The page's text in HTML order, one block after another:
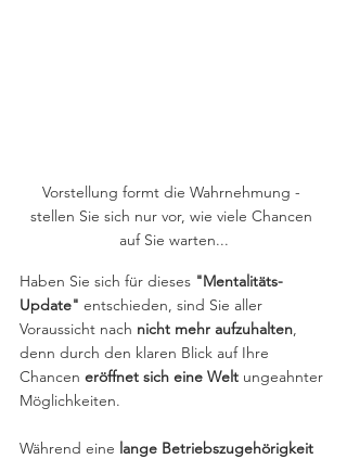
Vorstellung formt die Wahrnehmung -
stellen Sie sich nur vor, wie viele Chancen
auf Sie warten...
Haben Sie sich für dieses "Mentalitäts-
Update" entschieden, sind Sie aller
Voraussicht nach nicht mehr aufzuhalten,
denn durch den klaren Blick auf Ihre
Chancen eröffnet sich eine Welt ungeahnter
Möglichkeiten.
Während eine lange Betriebszugehörigkeit